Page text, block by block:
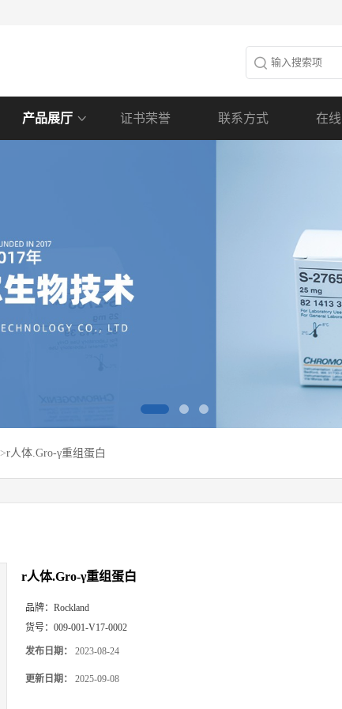
产品展厅 证书荣誉 联系方式 在
>r人体.Gro-γ重组蛋白
r人体.Gro-γ重组蛋白
品牌： Rockland
货号： 009-001-V17-0002
发布日期： 2023-08-24
更新日期： 2025-09-08